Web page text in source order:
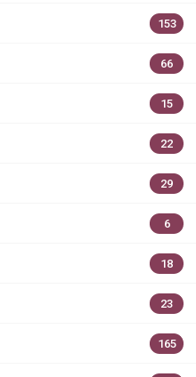
153
66
15
22
29
6
18
23
165